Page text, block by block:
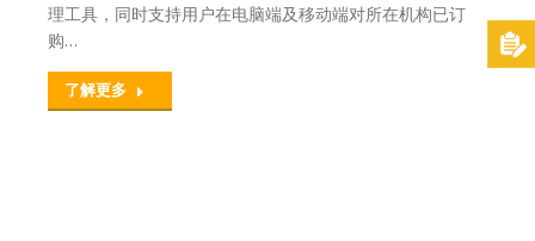
理工具，同时支持用户在电脑端及移动端对所在机构已订
购…
了解更多